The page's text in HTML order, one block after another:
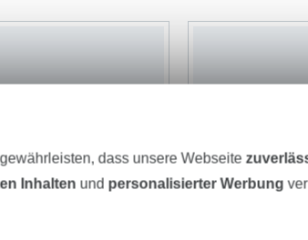
dass unsere Webseite
Inhalten und personalisierter Werbung